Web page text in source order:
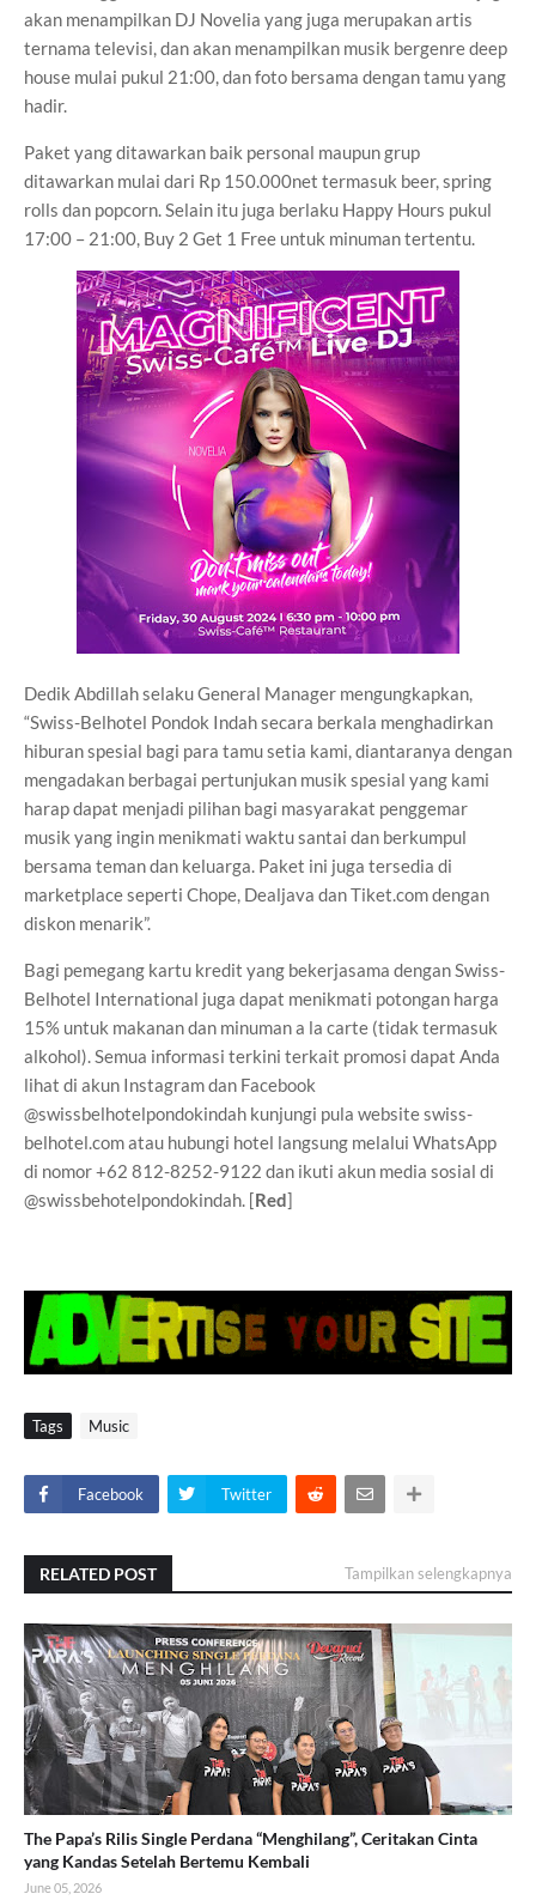
akan menampilkan DJ Novelia yang juga merupakan artis
ternama televisi, dan akan menampilkan musik bergenre deep
house mulai pukul 21:00, dan foto bersama dengan tamu yang
hadir.
Paket yang ditawarkan baik personal maupun grup
ditawarkan mulai dari Rp 150.000net termasuk beer, spring
rolls dan popcorn. Selain itu juga berlaku Happy Hours pukul
17:00 – 21:00, Buy 2 Get 1 Free untuk minuman tertentu.
Dedik Abdillah selaku General Manager mengungkapkan,
“Swiss-Belhotel Pondok Indah secara berkala menghadirkan
hiburan spesial bagi para tamu setia kami, diantaranya dengan
mengadakan berbagai pertunjukan musik spesial yang kami
harap dapat menjadi pilihan bagi masyarakat penggemar
musik yang ingin menikmati waktu santai dan berkumpul
bersama teman dan keluarga. Paket ini juga tersedia di
marketplace seperti Chope, Dealjava dan Tiket.com dengan
diskon menarik”.
Bagi pemegang kartu kredit yang bekerjasama dengan Swiss-
Belhotel International juga dapat menikmati potongan harga
15% untuk makanan dan minuman a la carte (tidak termasuk
alkohol). Semua informasi terkini terkait promosi dapat Anda
lihat di akun Instagram dan Facebook
@swissbelhotelpondokindah kunjungi pula website swiss-
belhotel.com atau hubungi hotel langsung melalui WhatsApp
di nomor +62 812-8252-9122 dan ikuti akun media sosial di
@swissbehotelpondokindah. [Red]
Tags Music
Facebook Twitter
RELATED POST Tampilkan selengkapnya
The Papa’s Rilis Single Perdana “Menghilang”, Ceritakan Cinta
yang Kandas Setelah Bertemu Kembali
June 05, 2026